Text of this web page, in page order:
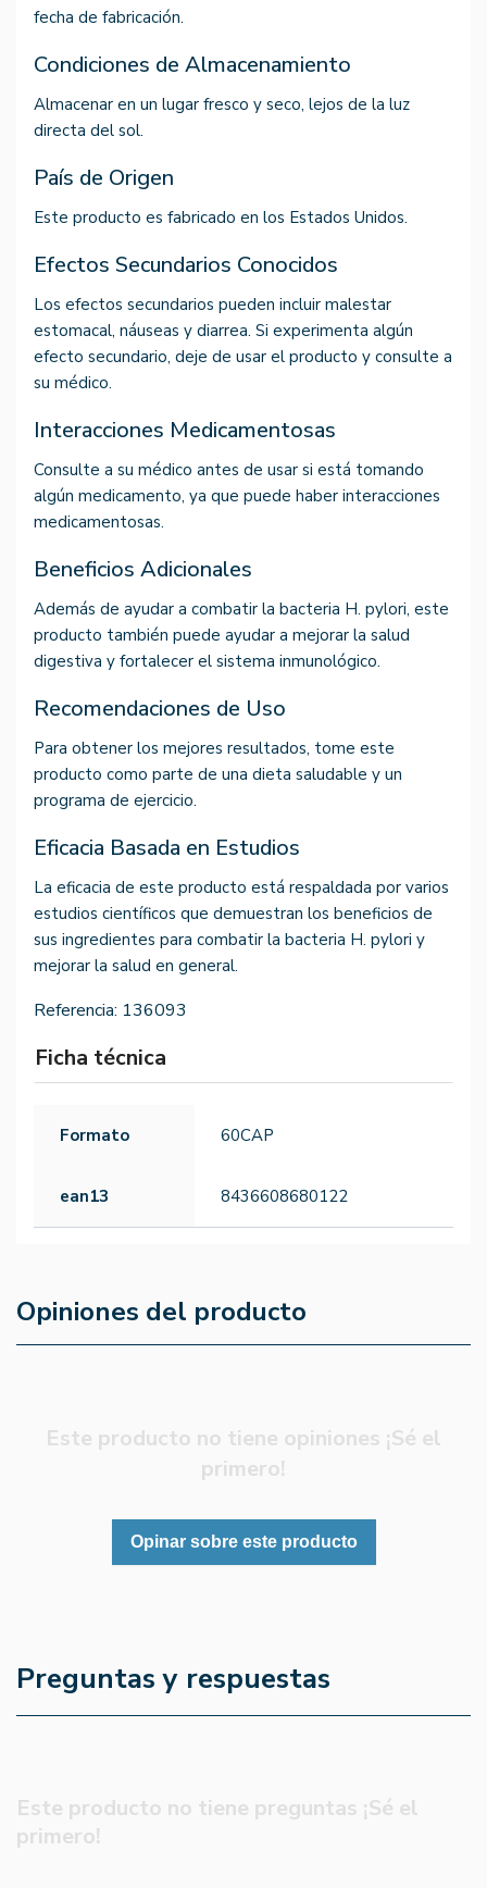
fecha de fabricación.
Condiciones de Almacenamiento
Almacenar en un lugar fresco y seco, lejos de la luz
directa del sol.
País de Origen
Este producto es fabricado en los Estados Unidos.
Efectos Secundarios Conocidos
Los efectos secundarios pueden incluir malestar
estomacal, náuseas y diarrea. Si experimenta algún
efecto secundario, deje de usar el producto y consulte a
su médico.
Interacciones Medicamentosas
Consulte a su médico antes de usar si está tomando
algún medicamento, ya que puede haber interacciones
medicamentosas.
Beneficios Adicionales
Además de ayudar a combatir la bacteria H. pylori, este
producto también puede ayudar a mejorar la salud
digestiva y fortalecer el sistema inmunológico.
Recomendaciones de Uso
Para obtener los mejores resultados, tome este
producto como parte de una dieta saludable y un
programa de ejercicio.
Eficacia Basada en Estudios
La eficacia de este producto está respaldada por varios
estudios científicos que demuestran los beneficios de
sus ingredientes para combatir la bacteria H. pylori y
mejorar la salud en general.
Referencia: 136093
Ficha técnica
Formato 60CAP
ean13 8436608680122
Opiniones del producto
Este producto no tiene opiniones ¡Sé el
primero!
Opinar sobre este producto
Preguntas y respuestas
Este producto no tiene preguntas ¡Sé el
primero!